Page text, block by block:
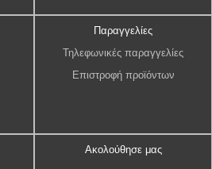
Παραγγελίες
Τηλεφωνικές παραγγελίες
Επιστροφή προϊόντων
Ακολούθησε μας